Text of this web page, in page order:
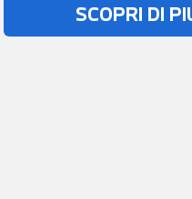
SCOPRI DI